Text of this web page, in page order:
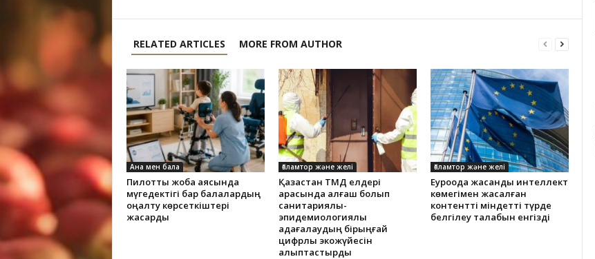
RELATED ARTICLES MORE FROM AUTHOR
Ана мен бала
Пилоттық жоба аясында
мүгедектігі бар балалардың
оңалту көрсеткіштері
жақсарды
Ғаламтор және желі
Қазақстан ТМД елдері
арасында алғаш болып
санитариялық-
эпидемиологиялық
қадағалаудың бірыңғай
цифрлық экожүйесін
қалыптастырды
Ғаламтор және желі
Еуроодақ жасанды интеллект
көмегімен жасалған
контентті міндетті түрде
белгілеу талабын енгізді